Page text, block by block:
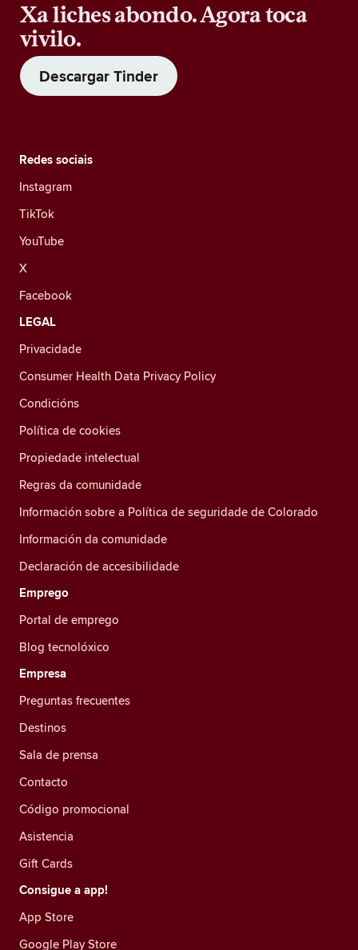
Xa liches abondo. Agora toca
vivilo.
Descargar Tinder
Redes sociais
Instagram
TikTok
YouTube
X
Facebook
LEGAL
Privacidade
Consumer Health Data Privacy Policy
Condicións
Política de cookies
Propiedade intelectual
Regras da comunidade
Información sobre a Política de seguridade de Colorado
Información da comunidade
Declaración de accesibilidade
Emprego
Portal de emprego
Blog tecnolóxico
Empresa
Preguntas frecuentes
Destinos
Sala de prensa
Contacto
Código promocional
Asistencia
Gift Cards
Consigue a app!
App Store
Google Play Store